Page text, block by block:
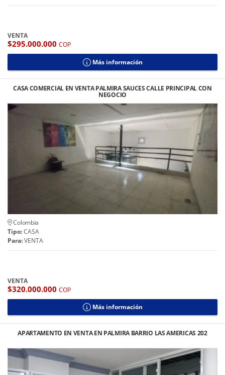
VENTA
$295.000.000 COP
Más información
CASA COMERCIAL EN VENTA PALMIRA SAUCES CALLE PRINCIPAL CON
NEGOCIO
Colombia
Tipo:CASA
Para:VENTA
VENTA
$320.000.000 COP
Más información
APARTAMENTO EN VENTA EN PALMIRA BARRIO LAS AMERICAS 202